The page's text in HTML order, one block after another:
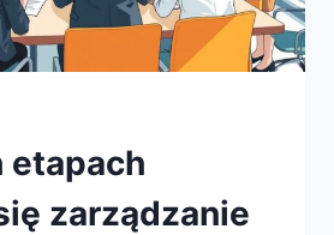
etapach
zarządzanie